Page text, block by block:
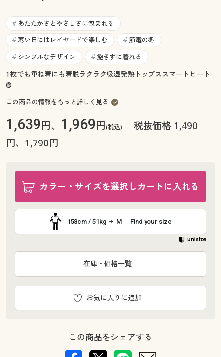
サポート
ご利用ガイド
よくある質問とお問い合わせ
ご利用ガイド
よくある質問とお問い合わせ
# あたたかさとやさしさに包まれる
# 寒い日にはレイヤードで楽しむ # 節電の冬
# シンプルなデザイン # 飽きずに着れる
1枚でも重ね着にも着脱ラクラク吸湿発熱トップススマートヒート
®
この商品の情報をもっと詳しく見る
1,639円、 1,969円(税込)
税抜価格 1,490
円、1,790円
カラー・サイズを選択しカートに入れる
158cm / 51kg M Find your size
お気に入りに追加
在庫・価格一覧
この商品をシェアする